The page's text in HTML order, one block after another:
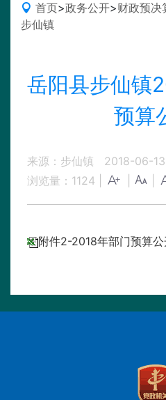
首页>政务公开>财政预决
步仙镇
岳阳县步仙镇
预算
来源：步仙镇
2018-06-13
浏览量： 1124
附件2-2018年部门预算